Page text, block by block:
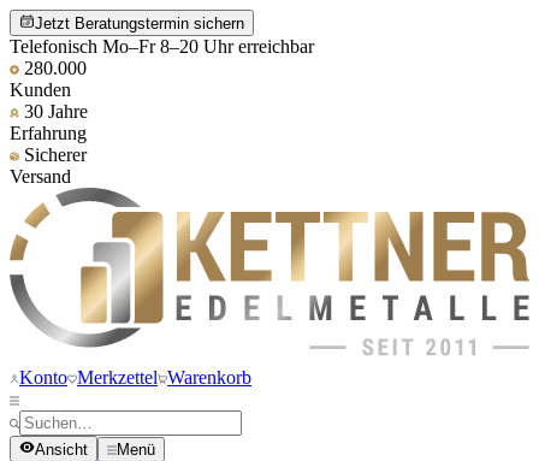
Jetzt Beratungstermin sichern
Telefonisch Mo–Fr 8–20 Uhr erreichbar
280.000
Kunden
30 Jahre
Erfahrung
Sicherer
Versand
Konto Merkzettel Warenkorb
Ansicht Menü